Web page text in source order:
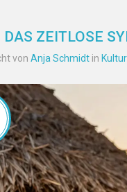
DAS ZEITLOSE
von Anja Schmidt in